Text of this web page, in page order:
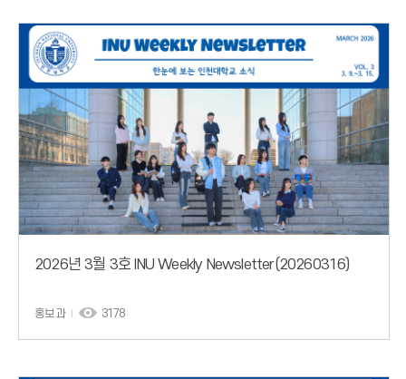
2026년 3월 3호 INU Weekly Newsletter(20260316)
홍보과 3178